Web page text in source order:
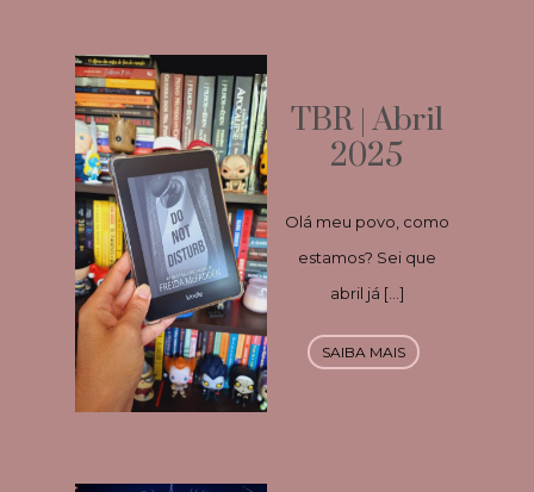
TBR | Abril
2025
Olá meu povo, como
estamos? Sei que
abril já […]
SAIBA MAIS